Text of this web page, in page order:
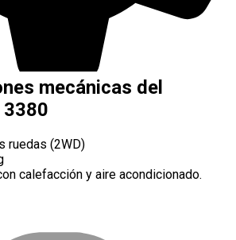
mecánicas del
3380
ruedas (2WD)
calefacción y aire acondicionado.